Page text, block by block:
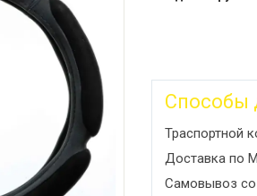
Способы
Траспортной
Доставка по
Самовывоз